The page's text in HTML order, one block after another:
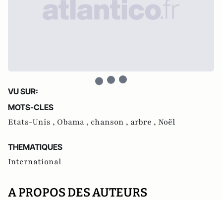
VU SUR:
MOTS-CLES
Etats-Unis , Obama , chanson , arbre , Noël
THEMATIQUES
International
A PROPOS DES AUTEURS